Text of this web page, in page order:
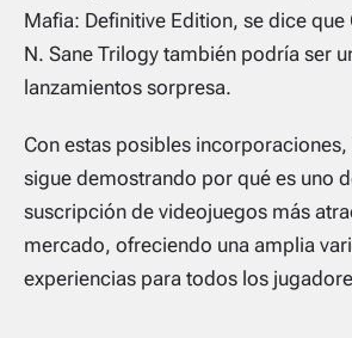
Mafia: Definitive Edition, se dice que
N. Sane Trilogy también podría ser
lanzamientos sorpresa.
Con estas posibles incorporaciones,
sigue demostrando por qué es uno
suscripción de videojuegos más
mercado, ofreciendo una amplia
experiencias para todos los